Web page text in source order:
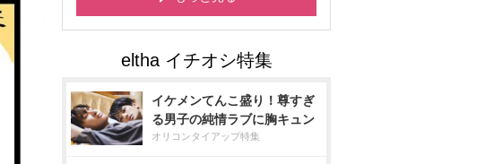
イケメンてんこ盛り！尊すぎ
る男子の純情ラブに胸キュン
オリコンタイアップ特集